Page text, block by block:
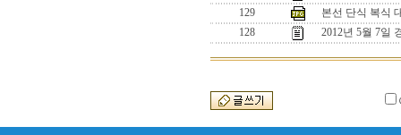
129
본선 단식 복식
128
2012년 5월 7일